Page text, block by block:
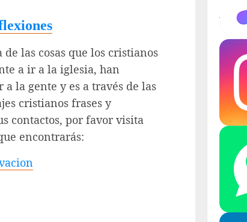
las cosas que los cristianos
a ir a la iglesia, han
la gente y es a través de las
cristianos frases y
contactos, por favor visita
encontrarás: